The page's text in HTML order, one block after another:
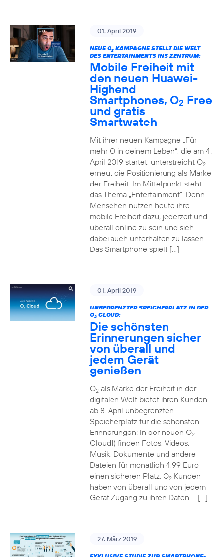
01. April 2019
NEUE O2KAMPAGNE STELLT DIE WELT
DES ENTERTAINMENTS INS ZENTRUM:
Mobile Freiheit mit
den neuen Huawei-
Highend
Smartphones, O2 Free
und gratis
Smartwatch
Mit ihrer neuen Kampagne „Für
mehr O in deinem Leben“, die am 4.
April 2019 startet, unterstreicht O2
erneut die Positionierung als Marke
der Freiheit. Im Mittelpunkt steht
das Thema „Entertainment“. Denn
Menschen nutzen heute ihre
mobile Freiheit dazu, jederzeit und
überall online zu sein und sich
dabei auch unterhalten zu lassen.
Das Smartphone spielt […]
01. April 2019
UNBEGRENZTER SPEICHERPLATZ IN DER
O2CLOUD:
Die schönsten
Erinnerungen sicher
von überall und
jedem Gerät
genießen
O2als Marke der Freiheit in der
digitalen Welt bietet ihren Kunden
ab 8. April unbegrenzten
Speicherplatz für die schönsten
Erinnerungen: In der neuen O2
Cloud1) finden Fotos, Videos,
Musik, Dokumente und andere
Dateien für monatlich 4,99 Euro
einen sicheren Platz. O2Kunden
haben von überall und von jedem
Gerät Zugang zu ihren Daten – […]
27. März 2019